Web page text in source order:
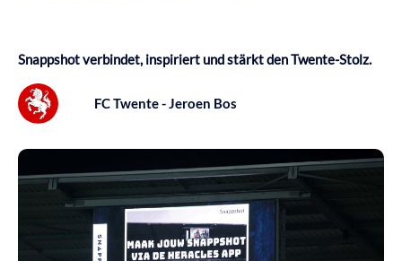
Snappshot verbindet, inspiriert und stärkt den Twente-Stolz.
FC Twente - Jeroen Bos